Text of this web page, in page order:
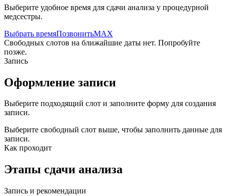
Выберите удобное время для сдачи анализа у процедурной
медсестры.
Выбрать времяПозвонитьMAX
Свободных слотов на ближайшие даты нет. Попробуйте
позже.
Запись
Оформление записи
Выберите подходящий слот и заполните форму для создания
записи.
Выберите свободный слот выше, чтобы заполнить данные для
записи.
Как проходит
Этапы сдачи анализа
Запись и рекомендации